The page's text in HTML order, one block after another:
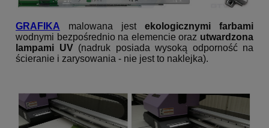
GRAFIKA malowana jest ekologicznymi farbami
wodnymi bezpośrednio na elemencie oraz utwardzona
lampami UV(nadruk posiada wysoką odporność na
ścieranie i zarysowania - nie jest to naklejka).